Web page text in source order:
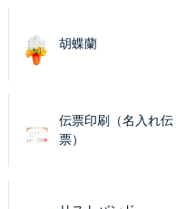
胡蝶蘭
伝票印刷（名入れ伝
票）